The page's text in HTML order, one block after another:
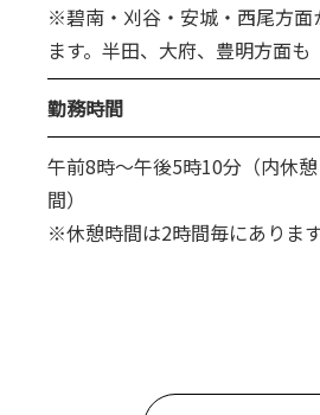
※碧南・刈谷・安城・西尾方面
ます。半田、大府、豊明方面も
勤務時間
午前8時～午後5時10分（内休
間）
※休憩時間は2時間毎にあります